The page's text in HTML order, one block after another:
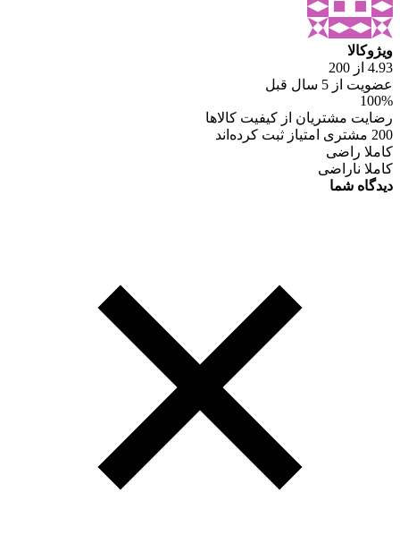
ویژوکالا
4.93 از 200
عضویت از 5 سال قبل
100%
رضایت مشتریان از کیفیت کالاها
200 مشتری امتیاز ثبت کرده‌اند
کاملا راضی
کاملا ناراضی
دیدگاه شما